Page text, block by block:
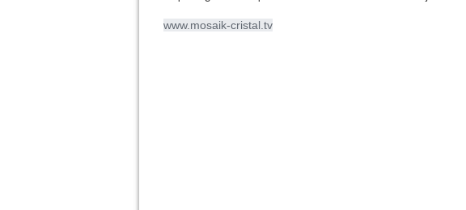
www.mosaik-cristal.tv